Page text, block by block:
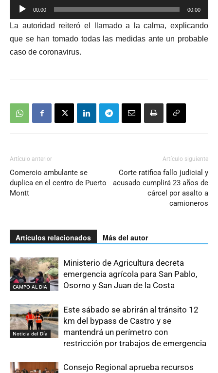
Reproductor
de
audio
00:00 00:00
La autoridad reiteró el
llamado a la calma, explicando
que se han tomado todas las medidas ante un probable
caso de coronavirus.
Artículo anterior
Comercio ambulante se
duplica en el centro de Puerto
Montt
Artículo siguiente
Corte ratifica fallo judicial y
acusado cumplirá 23 años de
cárcel por asalto a
camioneros
Artículos relacionados Más del autor
CAMPO AL DIA
Ministerio de Agricultura decreta
emergencia agrícola para San Pablo,
Osorno y San Juan de la Costa
Noticia del Día
Este sábado se abrirán al tránsito 12
km del bypass de Castro y se
mantendrá un perímetro con
restricción por trabajos de emergencia
Consejo Regional aprueba recursos